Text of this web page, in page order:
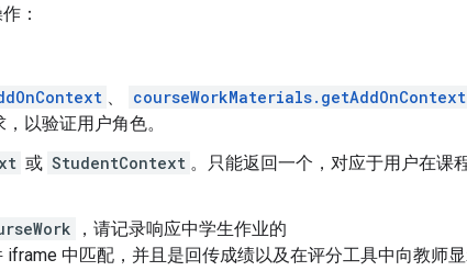
：
、 courseWorkMaterials.getAddOnContext
，以验证用户角色。
或 StudentContext 。只能返回一个，对应于用户在课
，请记录响应中学生作业的
iframe 中匹配，并且是回传成绩以及在评分工具中向教师